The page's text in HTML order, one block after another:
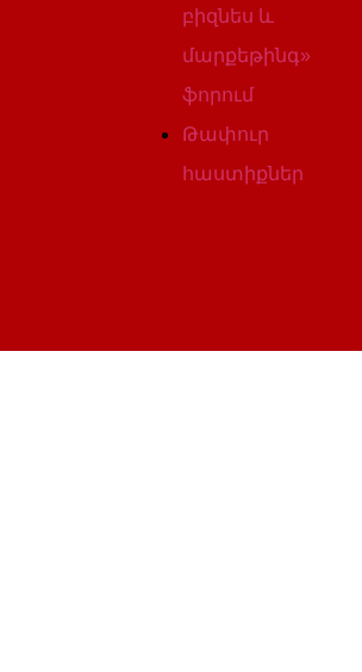
բիզնես և
մարքեթինգ»
ֆորում
Թափուր
հաստիքներ